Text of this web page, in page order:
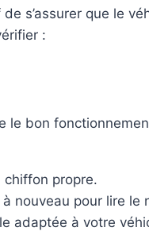
s’assurer que le
:
le bon
chiffon propre.
nouveau pour lire le
adaptée à votre